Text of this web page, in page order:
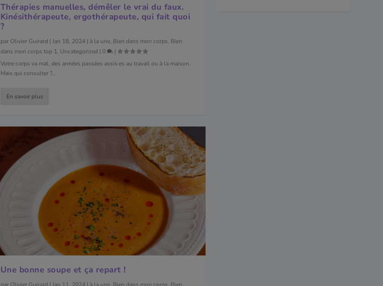
Thérapies manuelles, démêler le vrai du faux.
Kinésithérapeute, ergothérapeute, qui fait quoi
?
par Olivier Guirard | Jan 18, 2024| à la une, Bien dans mon corps, Bien
dans mon corps top 1, Uncategorized | 0
|
Votre corps va mal, des années passées assis·es au travail ou à la maison.
Mais qui consulter ?...
En savoir plus
Une bonne soupe et ça repart !